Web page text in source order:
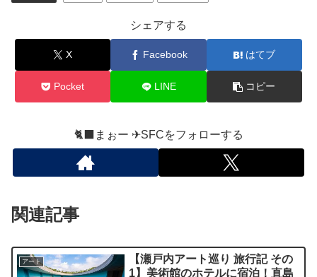
シェアする
X Facebook はてブ
Pocket LINE コピー
🐈‍⬛まぉー ✈︎SFCをフォローする
関連記事
アート
【瀬戸内アート巡り 旅行記 その
1】美術館のホテルに宿泊！直島